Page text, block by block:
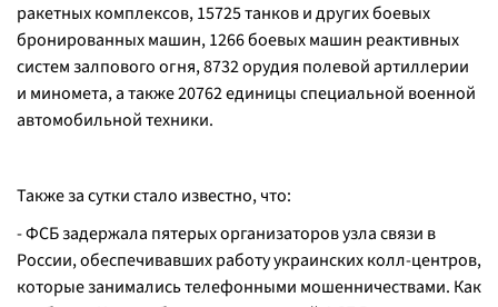
ракетных комплексов, 15725 танков и других боевых
бронированных машин, 1266 боевых машин реактивных
систем залпового огня, 8732 орудия полевой артиллерии
и миномета, а также 20762 единицы специальной военной
автомобильной техники.
Также за сутки стало известно, что:
- ФСБ задержала пятерых организаторов узла связи в
России, обеспечивавших работу украинских колл-центров,
которые занимались телефонными мошенничествами. Как